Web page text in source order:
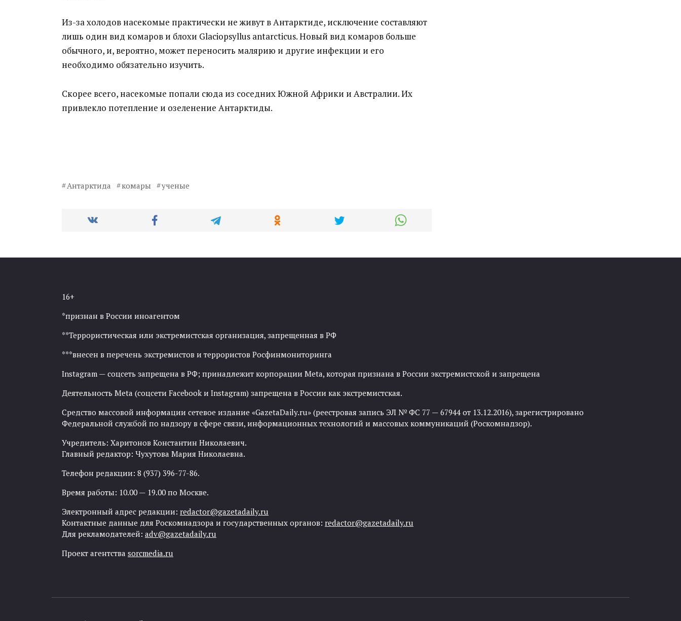
Из-за холодов насекомые практически не живут в Антарктиде, исключение составляют
лишь один вид комаров и блохи Glaciopsyllus antarcticus. Новый вид комаров больше
обычного, и, вероятно, может переносить малярию и другие инфекции и его
необходимо обязательно изучить.
Скорее всего, насекомые попали сюда из соседних Южной Африки и Австралии. Их
привлекло потепление и озеленение Антарктиды.
Антарктида комары ученые
16+
*признан в России иноагентом
**Террористическая или экстремистская организация, запрещенная в РФ
***внесен в перечень экстремистов и террористов Росфинмониторинга
Instagram — соцсеть запрещена в РФ; принадлежит корпорации Meta, которая признана в России экстремистской и запрещена
Деятельность Meta (соцсети Facebook и Instagram) запрещена в России как экстремистская.
Средство массовой информации сетевое издание «GazetaDaily.ru» (реестровая запись ЭЛ № ФС 77 — 67944 от 13.12.2016), зарегистрировано
Федеральной службой по надзору в сфере связи, информационных технологий и массовых коммуникаций (Роскомнадзор).
Учредитель: Харитонов Константин Николаевич.
Главный редактор: Чухутова Мария Николаевна.
Телефон редакции: 8 (937) 396-77-86.
Время работы: 10.00 — 19.00 по Москве.
Электронный адрес редакции: redactor@gazetadaily.ru
Контактные данные для Роскомнадзора и государственных органов: redactor@gazetadaily.ru
Для рекламодателей: adv@gazetadaily.ru
Проект агентства sorcmedia.ru